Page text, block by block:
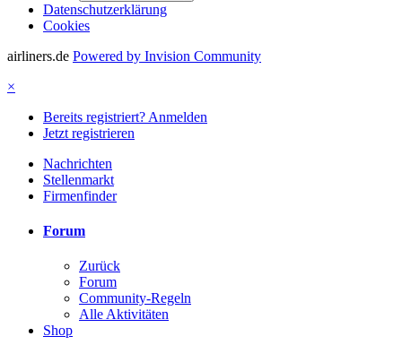
Datenschutzerklärung
Cookies
airliners.de Powered by Invision Community
×
Bereits registriert? Anmelden
Jetzt registrieren
Nachrichten
Stellenmarkt
Firmenfinder
Forum
Zurück
Forum
Community-Regeln
Alle Aktivitäten
Shop